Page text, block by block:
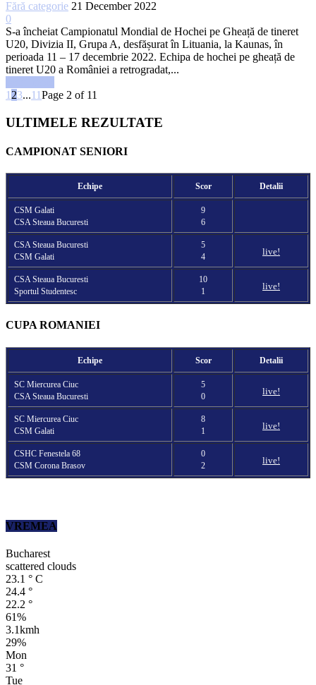
Fără categorie 21 December 2022
0
S-a încheiat Campionatul Mondial de Hochei pe Gheață de tineret
U20, Divizia II, Grupa A, desfășurat în Lituania, la Kaunas, în
perioada 11 – 17 decembrie 2022. Echipa de hochei pe gheață de
tineret U20 a României a retrogradat,...
1 23...11Page 2 of 11
ULTIMELE REZULTATE
CAMPIONAT SENIORI
Echipe Scor Detalii
CSM Galati
CSA Steaua Bucuresti
9
6
CSA Steaua Bucuresti
CSM Galati
5
4
live!
CSA Steaua Bucuresti
Sportul Studentesc
10
1
live!
CUPA ROMANIEI
Echipe Scor Detalii
SC Miercurea Ciuc
CSA Steaua Bucuresti
5
0
live!
SC Miercurea Ciuc
CSM Galati
8
1
live!
CSHC Fenestela 68
CSM Corona Brasov
0
2
live!
VREMEA
Bucharest
scattered clouds
23.1 ° C
24.4 °
22.2 °
61%
3.1kmh
29%
Mon
31 °
Tue